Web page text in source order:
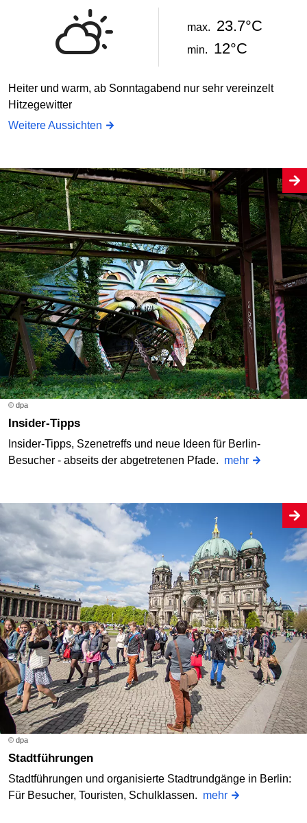
max. 23.7°C
min. 12°C
Heiter und warm, ab Sonntagabend nur sehr vereinzelt
Hitzegewitter
Weitere Aussichten
© dpa
Insider-Tipps
Insider-Tipps, Szenetreffs und neue Ideen für Berlin-
Besucher - abseits der abgetretenen Pfade. mehr
© dpa
Stadtführungen
Stadtführungen und organisierte Stadtrundgänge in Berlin:
Für Besucher, Touristen, Schulklassen. mehr